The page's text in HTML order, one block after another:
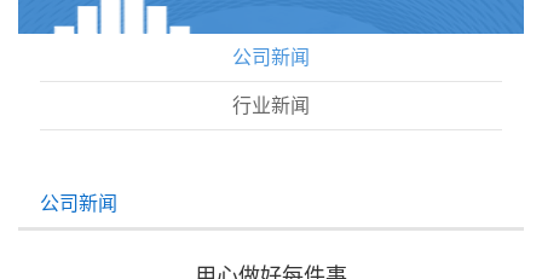
公司新闻
行业新闻
公司新闻